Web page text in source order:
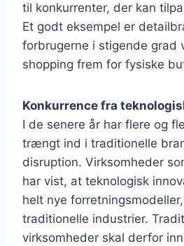
til konkurrenter, der kan
Et godt eksempel er
forbrugerne i stigende grad
shopping frem for fysiske
Konkurrence fra
I de senere år har flere og
trængt ind i traditionelle
disruption. Virksomheder
har vist, at teknologisk
helt nye
traditionelle industrier.
virksomheder skal derfor